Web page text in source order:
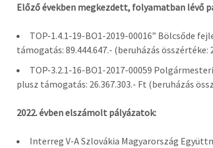
Előző években megkezdett, folyamatban lévő
TOP-1.4.1-19-BO1-2019-00016” Bölcsőde
támogatás: 89.444.647.- (beruházás összértéke:
TOP-3.2.1-16-BO1-2017-00059
plusz támogatás: 26.367.303.- Ft (beruházás
2022. évben elszámolt pályázatok:
Interreg V-A Szlovákia Magyarország